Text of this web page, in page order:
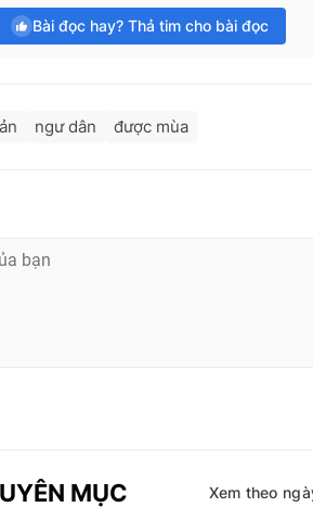
Bài đọc hay? Thả tim cho bài đọc
ngư dân được mùa
MỤC Xem theo